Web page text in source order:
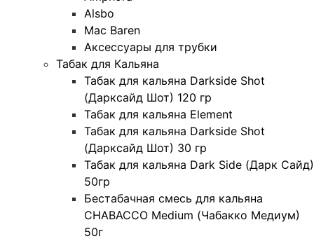
Alsbo
Mac Baren
Аксессуары для трубки
Табак для Кальяна
Табак для кальяна Darkside Shot
(Дарксайд Шот) 120 гр
Табак для кальяна Element
Табак для кальяна Darkside Shot
(Дарксайд Шот) 30 гр
Табак для кальяна Dark Side (Дарк Сайд)
50гр
Бестабачная смесь для кальяна
CHABACCO Medium (Чабакко Медиум)
50г